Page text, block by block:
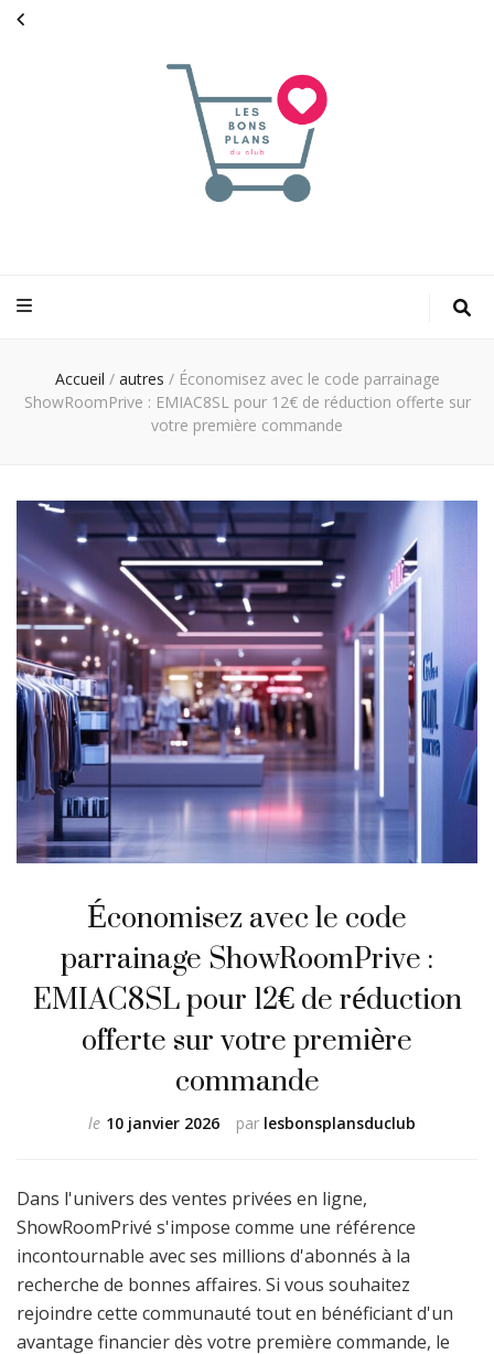
Accueil / autres / Économisez avec le code parrainage
ShowRoomPrive : EMIAC8SL pour 12€ de réduction offerte sur
votre première commande
Économisez avec le code
parrainage ShowRoomPrive :
EMIAC8SL pour 12€ de réduction
offerte sur votre première
commande
par lesbonsplansduclub
le 10 janvier 2026
Dans l'univers des ventes privées en ligne,
ShowRoomPrivé s'impose comme une référence
incontournable avec ses millions d'abonnés à la
recherche de bonnes affaires. Si vous souhaitez
rejoindre cette communauté tout en bénéficiant d'un
avantage financier dès votre première commande, le